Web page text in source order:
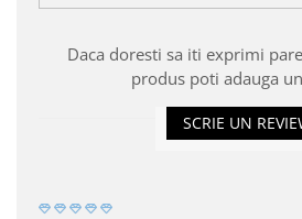
Daca doresti sa iti exprimi
produs poti adauga
SCRIE UN